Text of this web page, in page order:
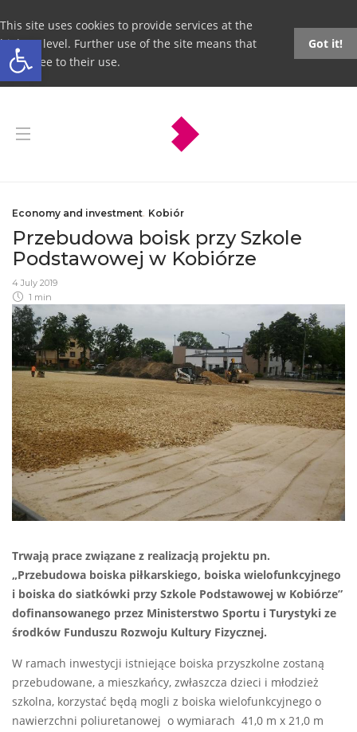
Open toolbar
This site uses cookies to provide services at the
highest level. Further use of the site means that
you agree to their use.
Got it!
Economy and investment, Kobiór
Przebudowa boisk przy Szkole
Podstawowej w Kobiórze
4 July 2019
1 min
Trwają prace związane z realizacją projektu pn.
„Przebudowa boiska piłkarskiego, boiska wielofunkcyjnego
i boiska do siatkówki przy Szkole Podstawowej w Kobiórze”
dofinansowanego przez Ministerstwo Sportu i Turystyki ze
środków Funduszu Rozwoju Kultury Fizycznej.
W ramach inwestycji istniejące boiska przyszkolne zostaną
przebudowane, a mieszkańcy, zwłaszcza dzieci i młodzież
szkolna, korzystać będą mogli z boiska wielofunkcyjnego o
nawierzchni poliuretanowej o wymiarach 41,0 m x 21,0 m